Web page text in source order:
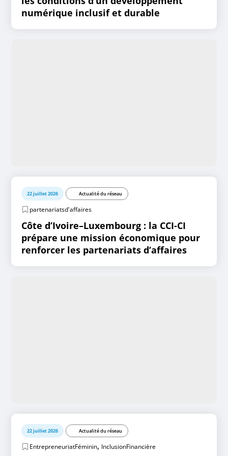
numérique inclusif et durable
22 juillet 2026 Actualité du réseau
partenariatsd'affaires
Côte d’Ivoire–Luxembourg : la CCI-CI
prépare une mission économique pour
renforcer les partenariats d’affaires
22 juillet 2026 Actualité du réseau
EntrepreneuriatFéminin, InclusionFinancière